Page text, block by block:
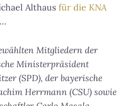
Althaus für die KNA
Mitgliedern der
Ministerpräsident
(SPD), der bayerische
Herrmann (CSU) sowie